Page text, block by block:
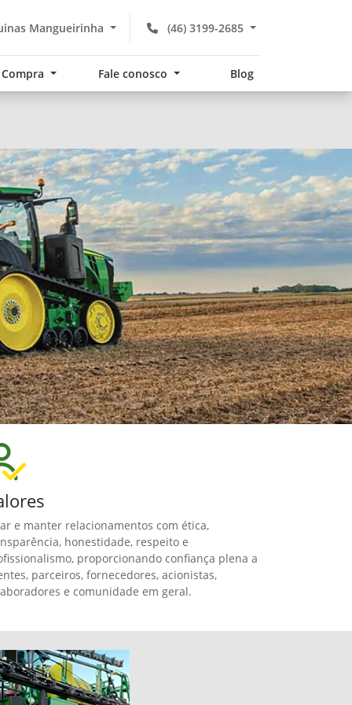
(46) 3199-2685
Mangueirinha
Compra Fale conosco Blog
e manter relacionamentos com ética,
honestidade, respeito e
proporcionando confiança plena a
parceiros, fornecedores, acionistas,
e comunidade em geral.
Elétricos
Hidráulicos